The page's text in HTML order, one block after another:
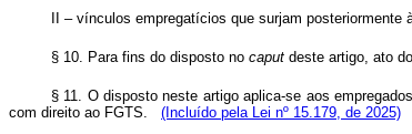
II – vínculos empregatícios que surjam posteriormente
§ 10. Para fins do disposto no caputdeste artigo, ato
§ 11. O disposto neste artigo aplica-se aos
com direito ao FGTS.
(Incluído pela Lei nº 15.179, de 2025)